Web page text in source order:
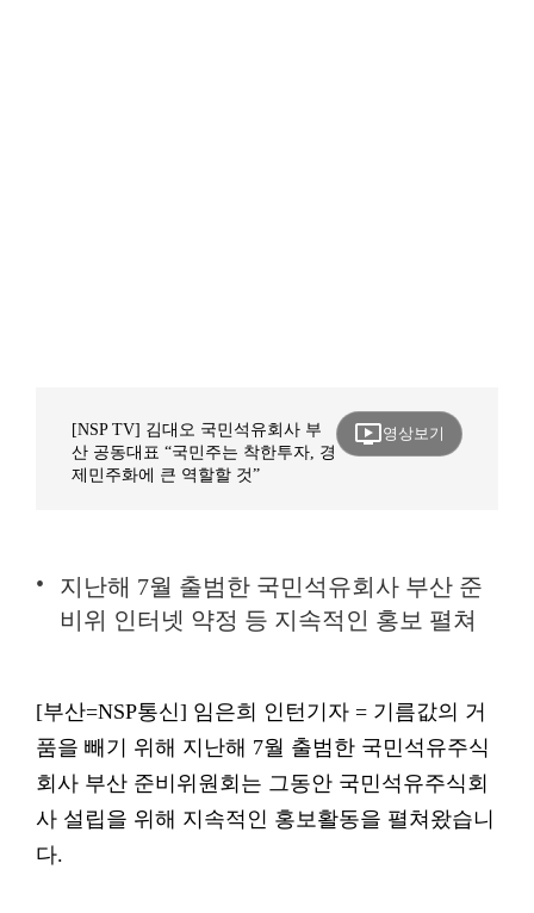
[NSP TV] 김대오 국민석유회사 부
산 공동대표 “국민주는 착한투자, 경
제민주화에 큰 역할할 것”
ondemand_video영상보기
지난해 7월 출범한 국민석유회사 부산 준
비위 인터넷 약정 등 지속적인 홍보 펼쳐
[부산=NSP통신] 임은희 인턴기자 = 기름값의 거
품을 빼기 위해 지난해 7월 출범한 국민석유주식
회사 부산 준비위원회는 그동안 국민석유주식회
사 설립을 위해 지속적인 홍보활동을 펼쳐왔습니
다.